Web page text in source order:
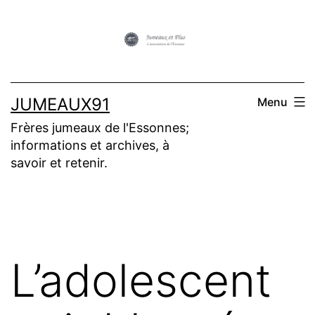
JUMEAUX91
Frères jumeaux de l'Essonnes;
informations et archives, à
savoir et retenir.
Menu
L’adolescent